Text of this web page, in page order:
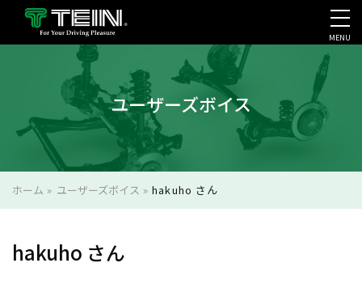
会社案内・採用・IR
MENU
ユーザーズボイス
ホーム » ユーザーズボイス »hakuho さん
hakuho さん